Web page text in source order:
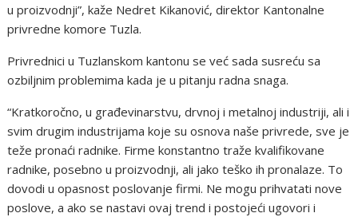
u proizvodnji”, kaže Nedret Kikanović, direktor Kantonalne
privredne komore Tuzla.
Privrednici u Tuzlanskom kantonu se već sada susreću sa
ozbiljnim problemima kada je u pitanju radna snaga.
“Kratkoročno, u građevinarstvu, drvnoj i metalnoj industriji, ali i
svim drugim industrijama koje su osnova naše privrede, sve je
teže pronaći radnike. Firme konstantno traže kvalifikovane
radnike, posebno u proizvodnji, ali jako teško ih pronalaze. To
dovodi u opasnost poslovanje firmi. Ne mogu prihvatati nove
poslove, a ako se nastavi ovaj trend i postojeći ugovori i